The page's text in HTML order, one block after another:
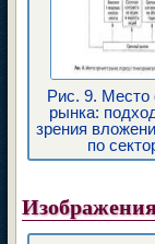
Рис. 9. Место
рынка:
зрения
по